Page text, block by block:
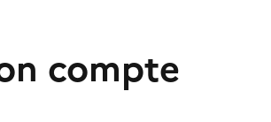
compte